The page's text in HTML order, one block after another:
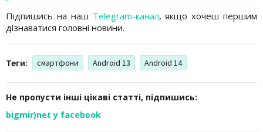
Підпишись на наш Telegram-канал, якщо хочеш першим
дізнаватися головні новини.
Теги: смартфони Android 13 Android 14
Не пропусти інші цікаві статті, підпишись:
bigmir)net у facebook